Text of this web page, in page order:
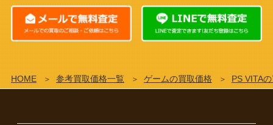
HOME 参考買取価格一覧 ゲームの買取価格 PS VITA